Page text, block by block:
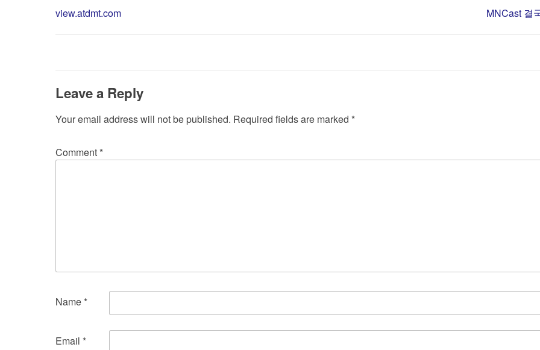
Post
view.atdmt.com MNCast 결
Leave a Reply
Your email address will not be published. Required fields are marked *
Comment *
Name *
Email *